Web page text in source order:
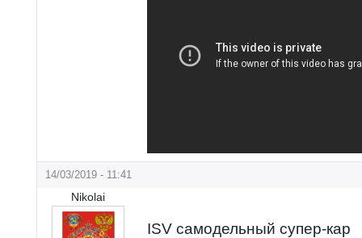
14/03/2019 - 11:41
Nikolai
ISV самодельный супер-кар